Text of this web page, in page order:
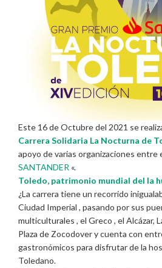
Este 16 de Octubre del 2021 se
Carrera Solidaria La Nocturna de
apoyo de varias organizaciones entre
SANTANDER «.
Toledo, patrimonio mundial del la
¿La carrera tiene un recorrido
Ciudad Imperial , pasando por sus
multiculturales , el Greco , el Alcázar,
Plaza de Zocodover y cuenta con
gastronómicos para disfrutar de la
Toledano.